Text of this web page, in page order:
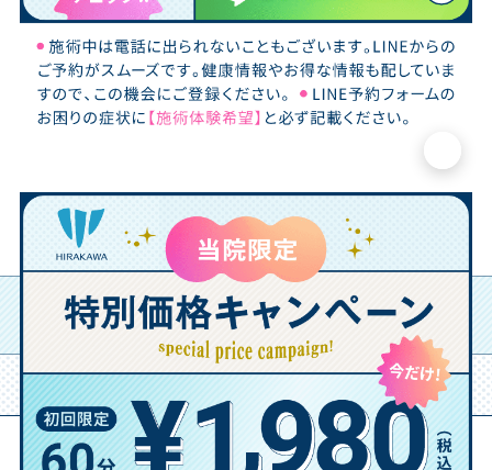
平川接骨院グループ
宇治小倉院 ・ 鍼灸師紹介
鍼灸師 安藤の原点とこだわり